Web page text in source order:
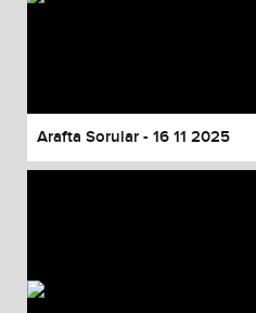
Arafta Sorular - 16 11 2025